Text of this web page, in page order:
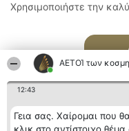
ΑΕΤΟΊ των
12:43
Γεια σας. Χαίρομαι που
Χρησιμοποιήστε την